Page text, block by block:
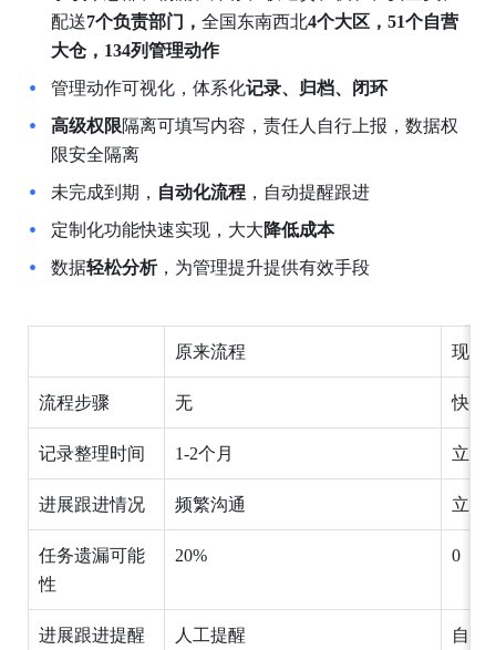
配送7个负责部门， 全国东南西北4个大区，51个自营
大仓，134列管理动作
管理动作可视化，体系化记录、归档、闭环
高级权限隔离可填写内容，责任人自行上报，数据权
限安全隔离
未完成到期， 自动化流程，自动提醒跟进
定制化功能快速实现，大大降低成本
数据轻松分析，为管理提升提供有效手段
原来流程 现在
流程步骤 无 快速
记录整理时间 1-2个月 立即
进展跟进情况 频繁沟通 立即
任务遗漏可能
性
20% 0
进展跟进提醒 人工提醒 自动